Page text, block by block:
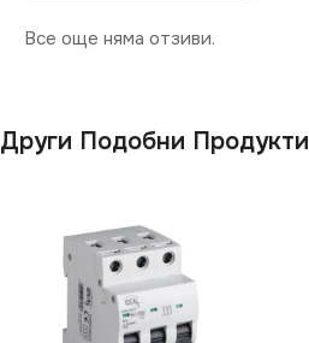
Все още няма отзиви.
Други Подобни Продукти